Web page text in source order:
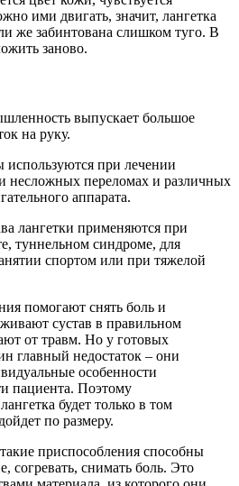
ими двигать, значит, лангетка
же забинтована слишком туго. В
заново.
выпускает большое
на руку.
используются при лечении
несложных переломах и различных
аппарата.
лангетки применяются при
туннельном синдроме, для
спортом или при тяжелой
помогают снять боль и
сустав в правильном
от травм. Но у готовых
главный недостаток – они
особенности
пациента. Поэтому
будет только в том
по размеру.
приспособления способны
согревать, снимать боль. Это